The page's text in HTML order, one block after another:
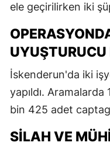
ele geçirilirken iki
UYUŞTURUCU
İskenderun'da iki
yapıldı.
bin 425 adet
SILAH VE